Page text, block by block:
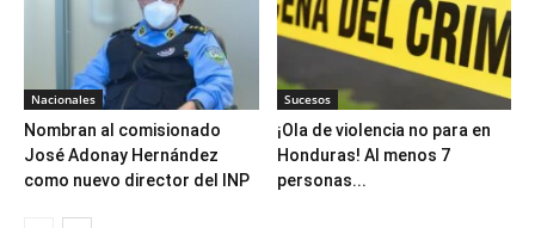
Nacionales
Nombran al comisionado
José Adonay Hernández
como nuevo director del INP
Sucesos
¡Ola de violencia no para en
Honduras! Al menos 7
personas...